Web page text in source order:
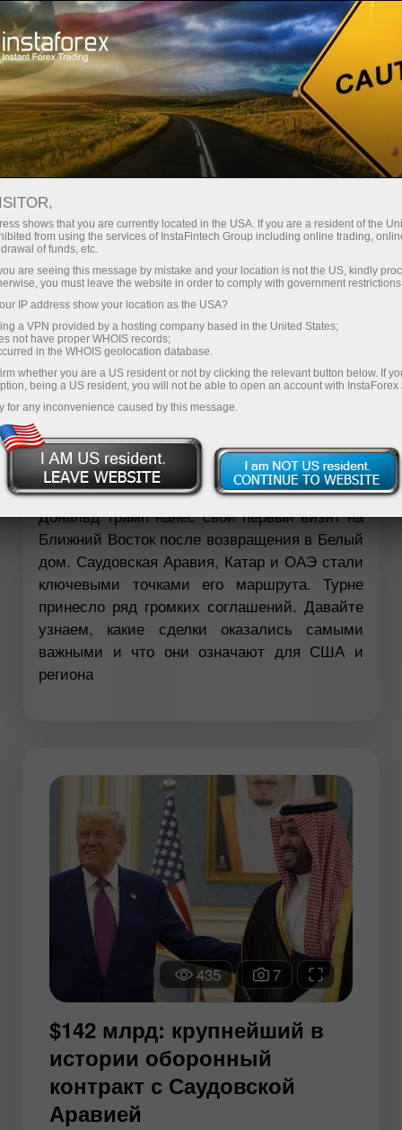
Treyderlar uchun Форекс аналитика Fotoyangiliklar
08:40 2025-05-16
СЕМЬ ГЛАВНЫХ СДЕЛОК ТРАМПА
НА БЛИЖНЕМ ВОСТОКЕ
Savdo hisob-varag‘ini ochish
Demo-hisob-varag‘ini ochish
Дональд Трамп нанес свой первый визит на
Ближний Восток после возвращения в Белый
дом. Саудовская Аравия, Катар и ОАЭ стали
ключевыми точками его маршрута. Турне
принесло ряд громких соглашений. Давайте
узнаем, какие сделки оказались самыми
важными и что они означают для США и
региона
435 7
$142 млрд: крупнейший в
истории оборонный
контракт с Саудовской
Аравией
shows that you are currently located in the USA. If you are a resident of the
from using the services of InstaFintech Group including online trading,
of funds, etc.
are seeing this message by mistake and your location is not the US, kindly
you must leave the website in order to comply with government
IP address show your location as the USA?
a VPN provided by a hosting company based in the United States;
not have proper WHOIS records;
in the WHOIS geolocation database.
whether you are a US resident or not by clicking the relevant button below. If
being a US resident, you will not be able to open an account with InstaForex
for any inconvenience caused by this message.